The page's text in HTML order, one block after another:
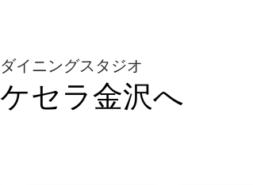
ダイニングスタジオ
ケセラ金沢へ